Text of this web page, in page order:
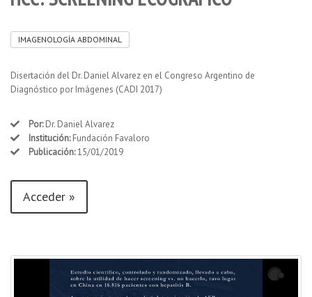
IMAGENOLOGÍA ABDOMINAL
Disertación del Dr. Daniel Alvarez en el Congreso Argentino de
Diagnóstico por Imágenes (CADI 2017)
Por:Dr. Daniel Alvarez
Institución:Fundación Favaloro
Publicación:15/01/2019
Acceder »